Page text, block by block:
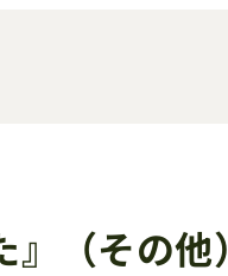
（その他）